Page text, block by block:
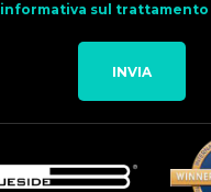
informativa sul trattamento
INVIA